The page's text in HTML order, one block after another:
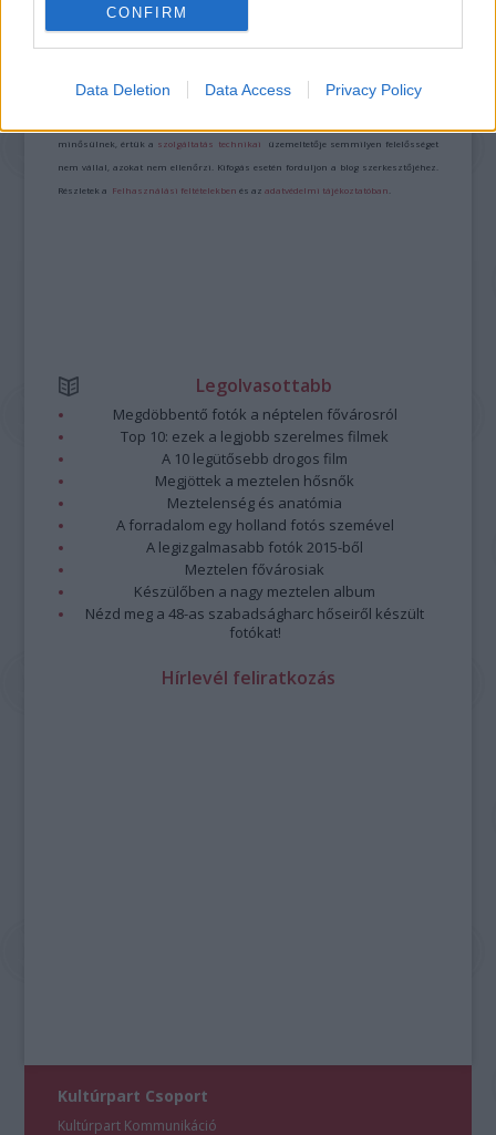
CONFIRM
Data Deletion Data Access Privacy Policy
A bejegyzés trackback címe:
Kommentek:
minősülnek, értük a szolgáltatás technikai üzemeltetője semmilyen felelősséget
nem vállal, azokat nem ellenőrzi. Kifogás esetén forduljon a blog szerkesztőjéhez.
Részletek a Felhasználási feltételekben és azadatvédelmi tájékoztatóban
Legolvasottabb
Megdöbbentő fotók a néptelen fővárosról
Top 10: ezek a legjobb szerelmes filmek
A 10 legütősebb drogos film
Megjöttek a meztelen hősnők
Meztelenség és anatómia
A forradalom egy holland fotós szemével
A legizgalmasabb fotók 2015-ből
Meztelen fővárosiak
Készülőben a nagy meztelen album
Nézd meg a 48-as szabadságharc hőseiről készült
fotókat!
Hírlevél feliratkozás
Kultúrpart Csoport
Kultúrpart Kommunikáció